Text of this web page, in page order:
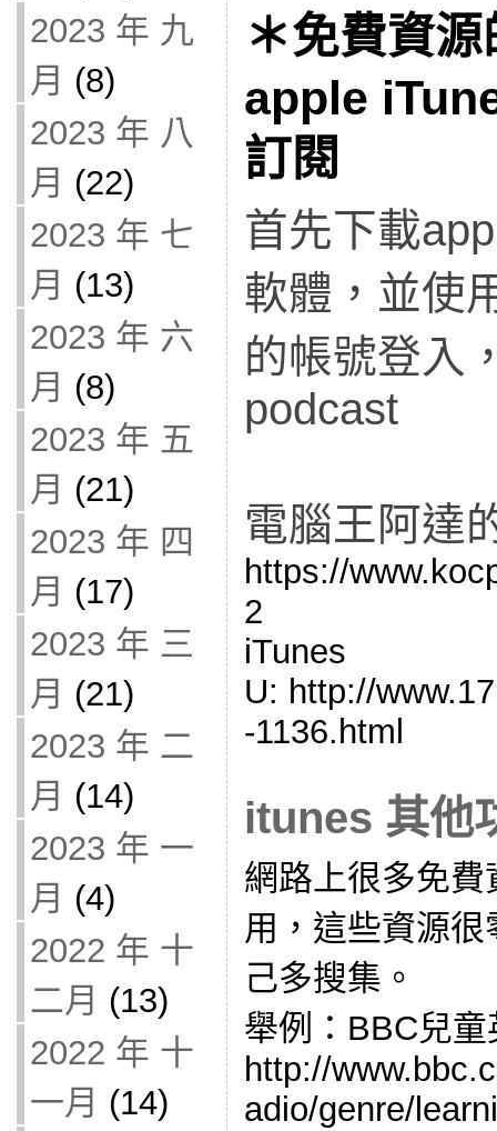
2023 年 九
月 (8)
2023 年 八
月 (22)
2023 年 七
月 (13)
2023 年 六
月 (8)
2023 年 五
月 (21)
2023 年 四
月 (17)
2023 年 三
月 (21)
2023 年 二
月 (14)
2023 年 一
月 (4)
2022 年 十
二月 (13)
2022 年 十
一月 (14)
＊免費資
apple
訂閱
首先下載
軟體，並使
的帳號登入
podcast
電腦王阿達
https://
2
iTunes
U: http://
-1136.html
itunes 其他
網路上很多免
用，這些資源
己多搜集。
舉例：BBC兒
http://
adio/genre/